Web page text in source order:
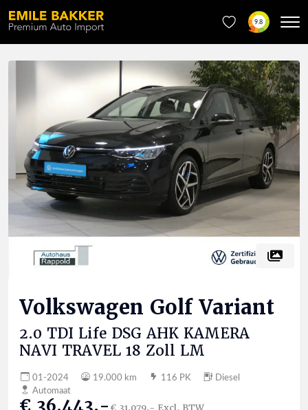
9.8
Volkswagen Golf Variant
2.0 TDI Life DSG AHK KAMERA
NAVI TRAVEL 18 Zoll LM
01-2024 19.000 km 116 PK
Diesel
Automaat
€ 36.443,-€ 31.079,- Excl. BTW